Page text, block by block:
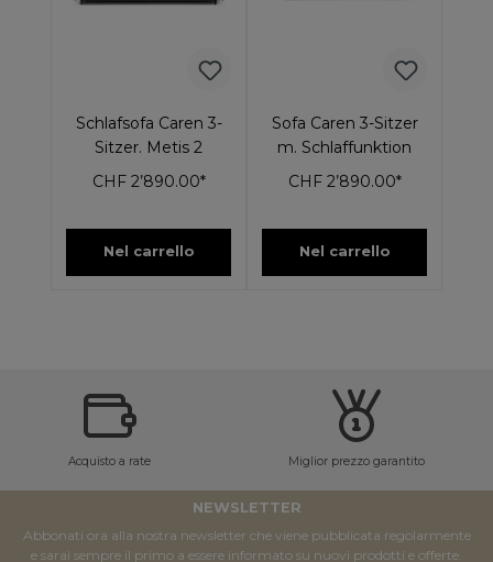
Schlafsofa Caren 3-
Sitzer. Metis 2
CHF 2’890.00*
Nel carrello
Sofa Caren 3-Sitzer
m. Schlaffunktion
CHF 2’890.00*
Nel carrello
Acquisto a rate Miglior prezzo garantito
NEWSLETTER
Abbonati ora alla nostra newsletter che viene pubblicata regolarmente
e sarai sempre il primo a essere informato su nuovi prodotti e offerte.